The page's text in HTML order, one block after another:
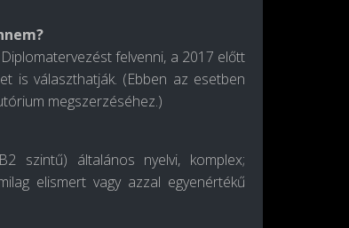
felvenni, a 2017 előtt
is választhatják. (Ebben az esetben
megszerzéséhez.)
szintű) általános nyelvi, komplex;
elismert vagy azzal egyenértékű